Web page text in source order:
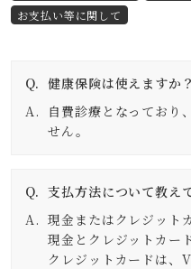
お支払い等に関して
健康保険は使えますか？
自費診療となっており
せん。
支払方法について教え
現金またはクレジット
現金とクレジットカー
クレジットカードは、